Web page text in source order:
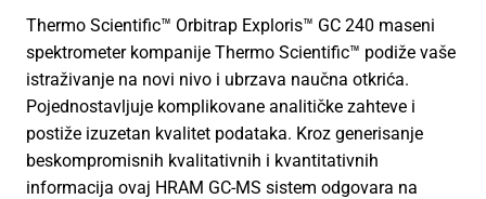
Thermo Scientific™ Orbitrap Exploris™ GC 240 maseni
spektrometer kompanije Thermo Scientific™ podiže vaše
istraživanje na novi nivo i ubrzava naučna otkrića.
Pojednostavljuje komplikovane analitičke zahteve i
postiže izuzetan kvalitet podataka. Kroz generisanje
beskompromisnih kvalitativnih i kvantitativnih
informacija ovaj HRAM GC-MS sistem odgovara na